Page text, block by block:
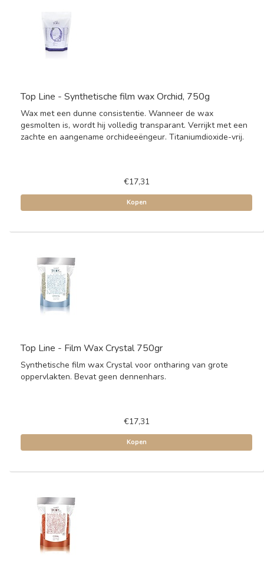
Top Line - Synthetische film wax Orchid, 750g
Wax met een dunne consistentie. Wanneer de wax
gesmolten is, wordt hij volledig transparant. Verrijkt met een
zachte en aangename orchideeëngeur. Titaniumdioxide-vrij.
€17,31
Kopen
Top Line - Film Wax Crystal 750gr
Synthetische film wax Crystal voor ontharing van grote
oppervlakten. Bevat geen dennenhars.
€17,31
Kopen